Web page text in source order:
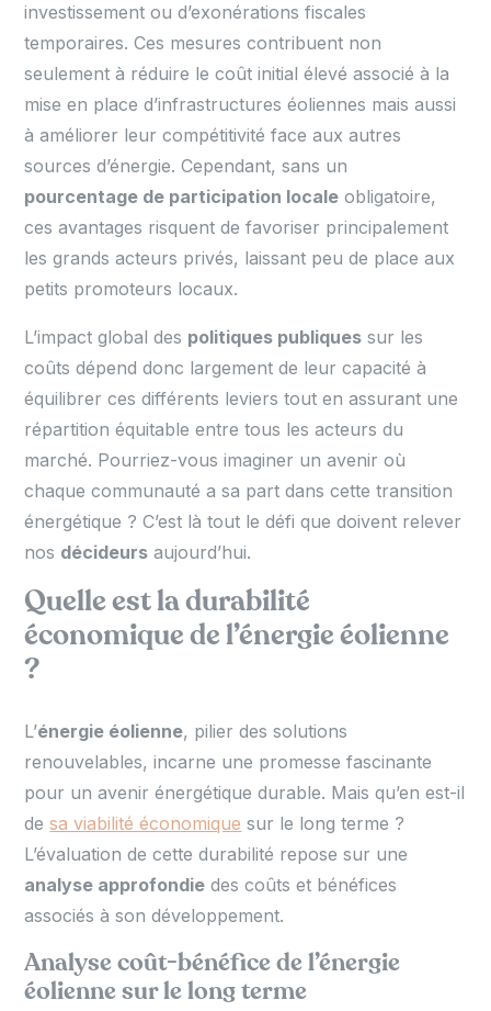
investissement ou d’exonérations fiscales
temporaires. Ces mesures contribuent non
seulement à réduire le coût initial élevé associé à la
mise en place d’infrastructures éoliennes mais aussi
à améliorer leur compétitivité face aux autres
sources d’énergie. Cependant, sans un
pourcentage de participation locale obligatoire,
ces avantages risquent de favoriser principalement
les grands acteurs privés, laissant peu de place aux
petits promoteurs locaux.
L’impact global des politiques publiques sur les
coûts dépend donc largement de leur capacité à
équilibrer ces différents leviers tout en assurant une
répartition équitable entre tous les acteurs du
marché. Pourriez-vous imaginer un avenir où
chaque communauté a sa part dans cette transition
énergétique ? C’est là tout le défi que doivent relever
nos décideurs aujourd’hui.
Quelle est la durabilité
économique de l’énergie éolienne
?
L’énergie éolienne, pilier des solutions
renouvelables, incarne une promesse fascinante
pour un avenir énergétique durable. Mais qu’en est-il
desa viabilité économique sur le long terme ?
L’évaluation de cette durabilité repose sur une
analyse approfondie des coûts et bénéfices
associés à son développement.
Analyse coût-bénéfice de l’énergie
éolienne sur le long terme